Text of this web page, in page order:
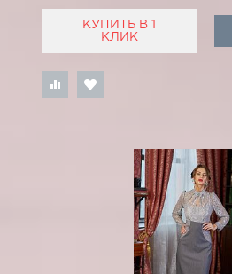
КУПИТЬ В 1
КЛИК